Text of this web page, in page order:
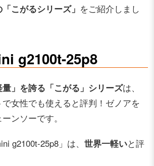
「こがるシリーズ」 をご紹介しまし
g2100t-25p8
量」を誇る「こがる」シリーズは、
女性でも使えると評判！ゼノアを
ンソーです。
g2100t-25p8」は、 世界一軽いと評